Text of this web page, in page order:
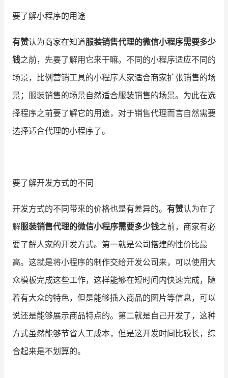
有赞云
要了解小程序的用途
有赞认为商家在知道服装销售代理的微信小程序需要多少
钱之前，先要了解用它来干嘛。不同的小程序适应不同的
场景，比例营销工具的小程序人家适合商家扩张销售的场
景；服装销售的场景自然适合服装销售的场景。为此在选
择程序之前要了解它的用途，对于销售代理而言自然需要
选择适合代理的小程序了。
要了解开发方式的不同
开发方式的不同带来的价格也是有差异的。 有赞认为在了
解服装销售代理的微信小程序需要多少钱之前，商家有必
要了解人家的开发方式。第一就是公司搭建的性价比最
高。这就是将小程序的制作交给开发公司来，可以使用大
众模板完成这些工作，这样能够在短时间内快速完成，随
着有大众的特色，但是能够插入商品的图片等信息，可以
说还是能够展示商品特点的。第二就是自己开发了，这种
方式虽然能够节省人工成本，但是这开发时间比较长，综
合起来是不划算的。